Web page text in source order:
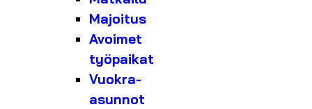
Majoitus
Avoimet
työpaikat
Vuokra-
asunnot